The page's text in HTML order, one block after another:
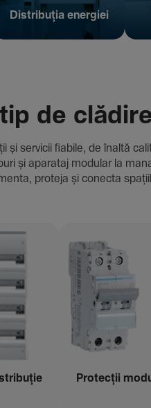
Distribuția energiei
de
servicii fiabile, de înaltă
și aparataj modular la
proteja și conecta
Protecții